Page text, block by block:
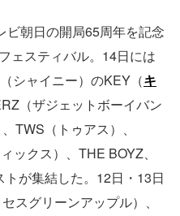
ビ朝日の開局65周年を記念
ェスティバル。14日には
（シャイニー）のKEY（キ
（ザジェットボーイバン
TWS（トゥアス）、
ックス）、THE BOYZ、
が集結した。12日・13日
スグリーンアップル）、